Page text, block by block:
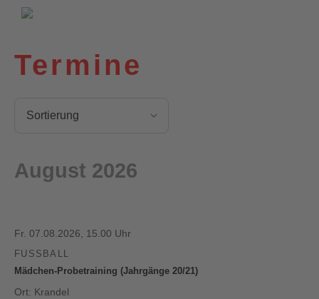
Termine
August 2026
Fr. 07.08.2026, 15.00 Uhr
FUSSBALL
Mädchen-Probetraining (Jahrgänge 20/21)
Ort: Krandel